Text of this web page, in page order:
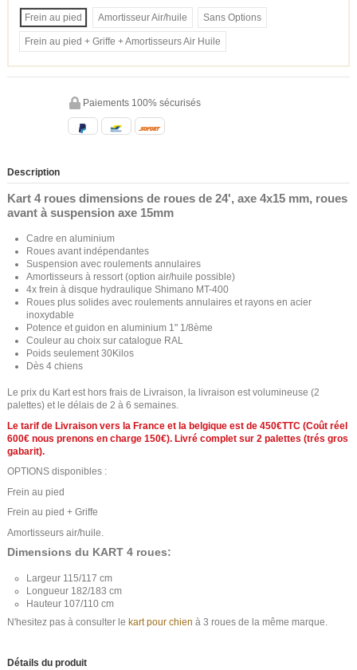
Frein au pied Amortisseur Air/huile Sans Options
Frein au pied + Griffe + Amortisseurs Air Huile
Paiements 100% sécurisés
Description
Kart 4 roues dimensions de roues de 24', axe 4x15 mm, roues
avant à suspension axe 15mm
Cadre en aluminium
Roues avant indépendantes
Suspension avec roulements annulaires
Amortisseurs à ressort (option air/huile possible)
4x frein à disque hydraulique Shimano MT-400
Roues plus solides avec roulements annulaires et rayons en acier
inoxydable
Potence et guidon en aluminium 1" 1/8ème
Couleur au choix sur catalogue RAL
Poids seulement 30Kilos
Dès 4 chiens
Le prix du Kart est hors frais de Livraison, la livraison est volumineuse (2
palettes) et le délais de 2 à 6 semaines.
Le tarif de Livraison vers la France et la belgique est de 450€TTC (Coût réel
600€ nous prenons en charge 150€). Livré complet sur 2 palettes (trés gros
gabarit).
OPTIONS disponibles :
Frein au pied
Frein au pied + Griffe
Amortisseurs air/huile.
Dimensions du KART 4 roues:
Largeur 115/117 cm
Longueur 182/183 cm
Hauteur 107/110 cm
N'hesitez pas à consulter le kart pour chien à 3 roues de la même marque.
Détails du produit